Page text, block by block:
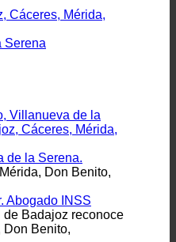
Cáceres, Mérida,
Serena
Villanueva de la
Cáceres, Mérida,
de la Serena.
Don Benito,
Abogado INSS
Badajoz reconoce
Don Benito,